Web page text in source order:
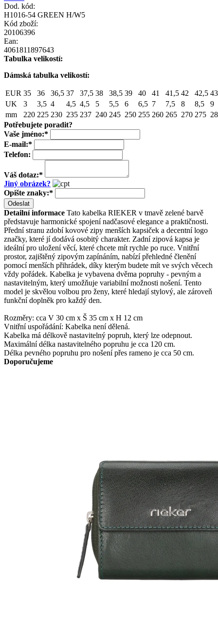
Dod. kód:
H1016-54 GREEN H/W5
Kód zboží:
20106396
Ean:
4061811897643
Tabulka velikostí:
Dámská tabulka velikostí:
EUR 35 36 36,5 37 37,5 38 38,5 39 40 41 41,5 42 42,5 43
UK
3 3,5 4 4,5 4,5 5 5,5 6 6,5 7 7,5 8 8,5
9
mm
220 225 230 235 237 240 245 250 255 260 265 270 275
Potřebujete poradit?
Vaše jméno:*
E-mail:*
Telefon:
Váš dotaz:*
Jiný obrázek?
Opište znaky:*
Odeslat
Detailní informace Tato kabelka RIEKER v tmavě zelené barvě
představuje harmonické spojení nadčasové elegance a praktičnosti.
Přední stranu zdobí kovové zipy menších kapsiček a decentní logo
značky, které jí dodává osobitý charakter. Zadní zipová kapsa je
ideální pro uložení věcí, které chcete mít rychle po ruce. Vnitřní
prostor, zajištěný zipovým zapínáním, nabízí přehledné členění
pomocí menších přihrádek, díky kterým budete mít ve svých věcech
vždy pořádek. Kabelka je vybavena dvěma popruhy - pevným a
nastavitelným, který umožňuje variabilní možnosti nošení. Tento
model je skvělou volbou pro ženy, které hledají stylový, ale zároveň
funkční doplněk pro každý den.
Rozměry: cca V 30 cm x Š 35 cm x H 12 cm
Vnitřní uspořádání: Kabelka není dělená.
Kabelka má délkově nastavitelný popruh, který lze odepnout.
Maximální délka nastavitelného popruhu je cca 120 cm.
Délka pevného popruhu pro nošení přes rameno je cca 50 cm.
Doporučujeme